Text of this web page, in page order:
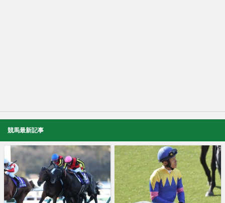
競馬最新記事